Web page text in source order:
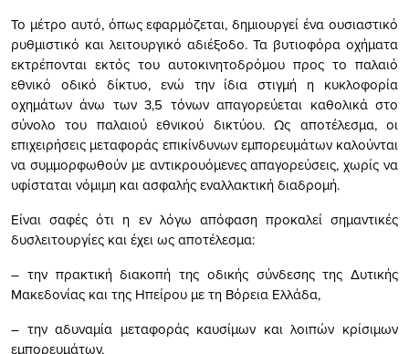
Το μέτρο αυτό, όπως εφαρμόζεται, δημιουργεί ένα ουσιαστικό
ρυθμιστικό και λειτουργικό αδιέξοδο. Τα βυτιοφόρα οχήματα
εκτρέπονται εκτός του αυτοκινητοδρόμου προς το παλαιό
εθνικό οδικό δίκτυο, ενώ την ίδια στιγμή η κυκλοφορία
οχημάτων άνω των 3,5 τόνων απαγορεύεται καθολικά στο
σύνολο του παλαιού εθνικού δικτύου. Ως αποτέλεσμα, οι
επιχειρήσεις μεταφοράς επικίνδυνων εμπορευμάτων καλούνται
να συμμορφωθούν με αντικρουόμενες απαγορεύσεις, χωρίς να
υφίσταται νόμιμη και ασφαλής εναλλακτική διαδρομή.
Είναι σαφές ότι η εν λόγω απόφαση προκαλεί σημαντικές
δυσλειτουργίες και έχει ως αποτέλεσμα:
– την πρακτική διακοπή της οδικής σύνδεσης της Δυτικής
Μακεδονίας και της Ηπείρου με τη Βόρεια Ελλάδα,
– την αδυναμία μεταφοράς καυσίμων και λοιπών κρίσιμων
εμπορευμάτων,